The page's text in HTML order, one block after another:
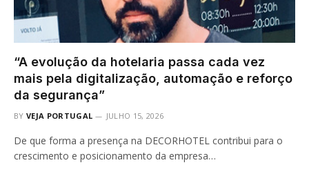
“A evolução da hotelaria passa cada vez
mais pela digitalização, automação e reforço
da segurança”
BY VEJA PORTUGAL JULHO 15, 2026
De que forma a presença na DECORHOTEL contribui para o
crescimento e posicionamento da empresa…